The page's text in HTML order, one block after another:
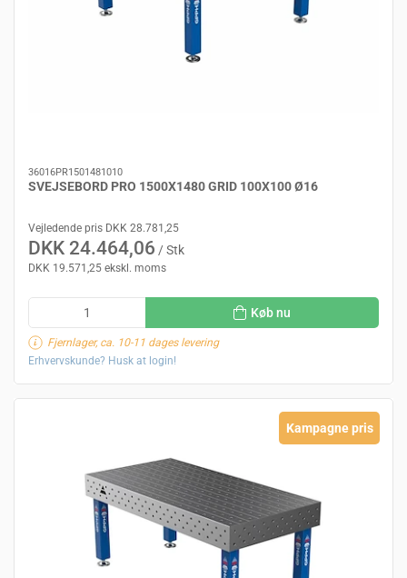
36016PR1501481010
SVEJSEBORD PRO 1500X1480 GRID 100X100 Ø16
Vejledende pris DKK 28.781,25
DKK 24.464,06 / Stk
DKK 19.571,25 ekskl. moms
Køb nu
Fjernlager, ca. 10-11 dages levering
Erhvervskunde? Husk at login!
Kampagne pris